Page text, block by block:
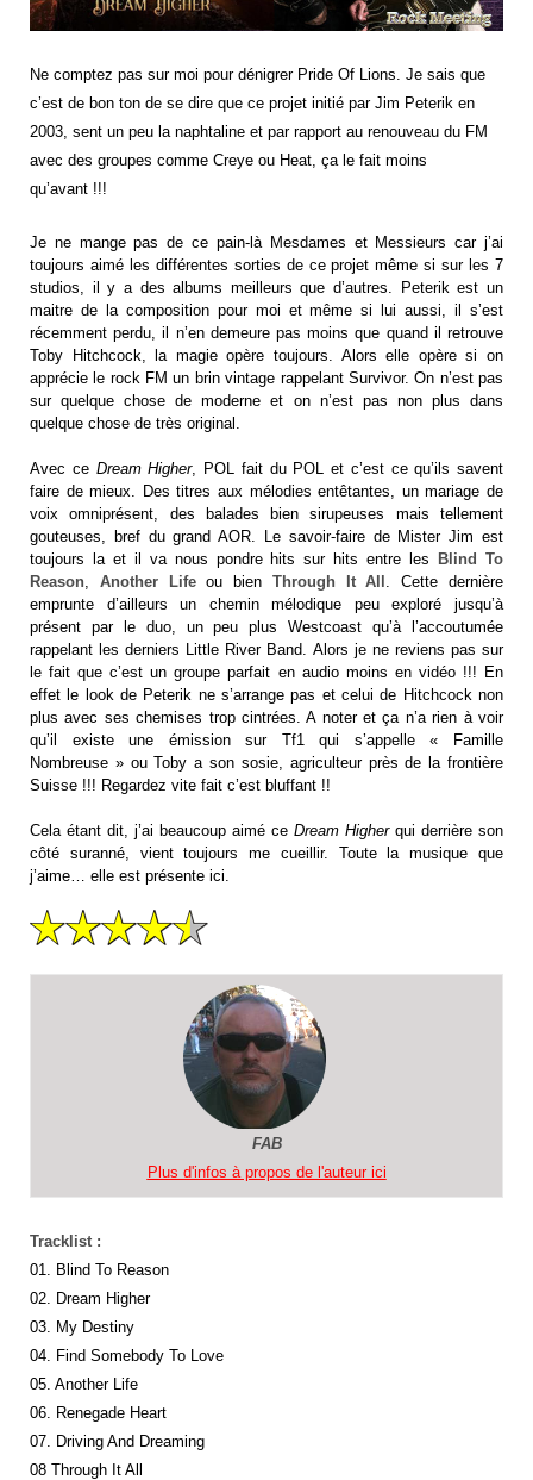
Ne comptez pas sur moi pour dénigrer Pride Of Lions. Je sais que
c’est de bon ton de se dire que ce projet initié par Jim Peterik en
2003, sent un peu la naphtaline et par rapport au renouveau du FM
avec des groupes comme Creye ou Heat, ça le fait moins
qu’avant !!!
Je ne mange pas de ce pain-là Mesdames et Messieurs car j’ai
toujours aimé les différentes sorties de ce projet même si sur les 7
studios, il y a des albums meilleurs que d’autres. Peterik est un
maitre de la composition pour moi et même si lui aussi, il s’est
récemment perdu, il n’en demeure pas moins que quand il retrouve
Toby Hitchcock, la magie opère toujours. Alors elle opère si on
apprécie le rock FM un brin vintage rappelant Survivor. On n’est pas
sur quelque chose de moderne et on n’est pas non plus dans
quelque chose de très original.
Avec ce Dream Higher, POL fait du POL et c’est ce qu’ils savent
faire de mieux. Des titres aux mélodies entêtantes, un mariage de
voix omniprésent, des balades bien sirupeuses mais tellement
gouteuses, bref du grand AOR. Le savoir-faire de Mister Jim est
toujours la et il va nous pondre hits sur hits entre les
Blind To
Reason
Another Lifeou bien Through It All
. Cette dernière
emprunte d’ailleurs un chemin mélodique peu exploré jusqu’à
présent par le duo, un peu plus Westcoast qu’à l’accoutumée
rappelant les derniers Little River Band. Alors je ne reviens pas sur
le fait que c’est un groupe parfait en audio moins en vidéo !!! En
effet le look de Peterik ne s’arrange pas et celui de Hitchcock non
plus avec ses chemises trop cintrées. A noter et ça n’a rien à voir
qu’il existe une émission sur Tf1 qui s’appelle « Famille
Nombreuse » ou Toby a son sosie, agriculteur près de la frontière
Suisse !!! Regardez vite fait c’est bluffant !!
Cela étant dit, j’ai beaucoup aimé ce Dream Higherqui derrière son
côté suranné, vient toujours me cueillir. Toute la musique que
j’aime… elle est présente ici.
FAB
Plus d'infos à propos de l'auteur ici
Tracklist :
01. Blind To Reason
02. Dream Higher
03. My Destiny
04. Find Somebody To Love
05. Another Life
06. Renegade Heart
07. Driving And Dreaming
08 Through It All